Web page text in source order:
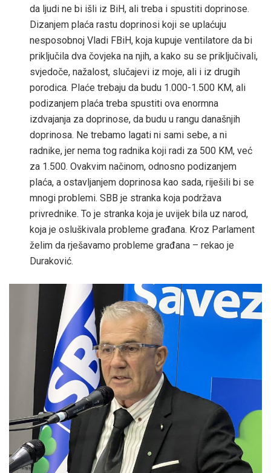
da ljudi ne bi išli iz BiH, ali treba i spustiti doprinose.
Dizanjem plaća rastu doprinosi koji se uplaćuju
nesposobnoj Vladi FBiH, koja kupuje ventilatore da bi
priključila dva čovjeka na njih, a kako su se priključivali,
svjedoče, nažalost, slučajevi iz moje, ali i iz drugih
porodica. Plaće trebaju da budu 1.000-1.500 KM, ali
podizanjem plaća treba spustiti ova enormna
izdvajanja za doprinose, da budu u rangu današnjih
doprinosa. Ne trebamo lagati ni sami sebe, a ni
radnike, jer nema tog radnika koji radi za 500 KM, već
za 1.500. Ovakvim načinom, odnosno podizanjem
plaća, a ostavljanjem doprinosa kao sada, riješili bi se
mnogi problemi. SBB je stranka koja podržava
privrednike. To je stranka koja je uvijek bila uz narod,
koja je osluškivala probleme građana. Kroz Parlament
želim da rješavamo probleme građana – rekao je
Duraković.